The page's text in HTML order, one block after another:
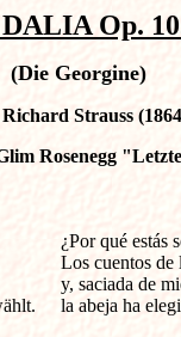
Op.
(Die Georgine)
Strauss
Rosenegg
¿Por qué estás
Los cuentos de
y, saciada de
la abeja ha